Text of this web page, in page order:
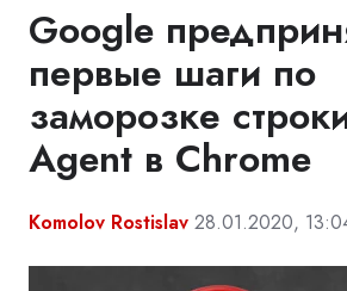
Google
первые шаги по
заморозке
Agent в Chrome
Komolov Rostislav 28.01.2020,